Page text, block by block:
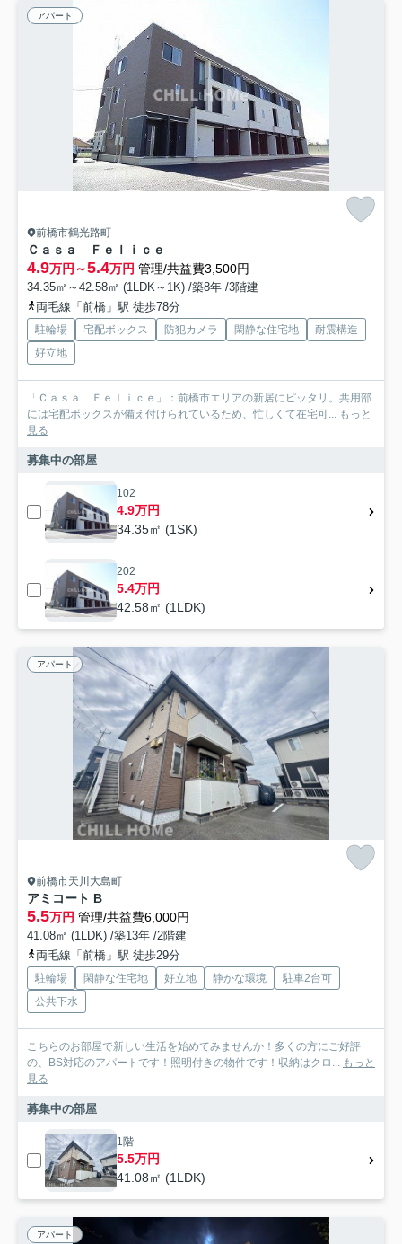
アパート
前橋市鶴光路町
Ｃａｓａ Ｆｅｌｉｃｅ
4.9万円～5.4万円 管理/共益費3,500円
34.35㎡～42.58㎡ (1LDK～1K) /築8年 /3階建
両毛線「前橋」駅 徒歩78分
駐輪場 宅配ボックス 防犯カメラ 閑静な住宅地
耐震構造
好立地
「Ｃａｓａ Ｆｅｌｉｃｅ」：前橋市エリアの新居にピッタリ。共用部
には宅配ボックスが備え付けられているため、忙しくて在宅可... もっと
見る
募集中の部屋
102
4.9万円
34.35㎡ (1SK)
202
5.4万円
42.58㎡ (1LDK)
アパート
前橋市天川大島町
アミコート B
5.5万円 管理/共益費6,000円
41.08㎡ (1LDK) /築13年 /2階建
両毛線「前橋」駅 徒歩29分
駐輪場 閑静な住宅地 好立地 静かな環境
駐車2台可
公共下水
こちらのお部屋で新しい生活を始めてみませんか！多くの方にご好評
の、BS対応のアパートです！照明付きの物件です！収納はクロ... もっと
見る
募集中の部屋
1階
5.5万円
41.08㎡ (1LDK)
アパート